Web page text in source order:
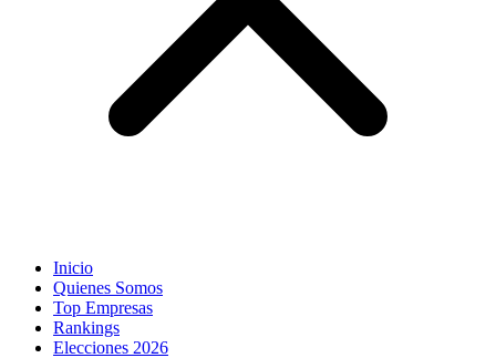
Inicio
Quienes Somos
Top Empresas
Rankings
Elecciones 2026